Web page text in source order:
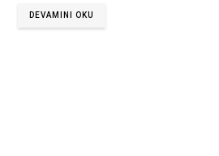
DEVAMINI OKU